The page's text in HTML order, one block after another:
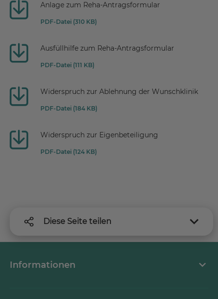
Anlage zum Reha-Antragsformular
PDF-Datei (310 KB)
Ausfüllhilfe zum Reha-Antragsformular
PDF-Datei (111 KB)
Widerspruch zur Ablehnung der Wunschklinik
PDF-Datei (184 KB)
Widerspruch zur Eigenbeteiligung
PDF-Datei (124 KB)
Diese Seite teilen
Informationen